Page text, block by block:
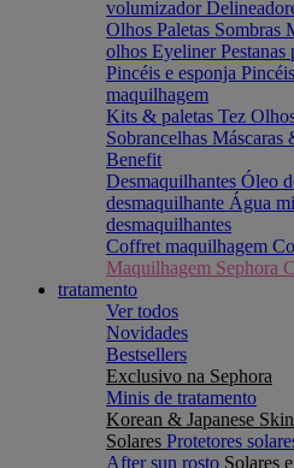
volumizador
Olhos Paletas Sombras
olhos EyelinerPestanas
Pincéis e esponja
maquilhagem
Kits & paletas Tez
Sobrancelhas Máscaras
Benefit
Desmaquilhantes Óleo
desmaquilhante Água
desmaquilhantes
Coffret maquilhagem
Maquilhagem Sephora
tratamento
Ver todos
Novidades
Bestsellers
Exclusivo na Sephora
Minis de tratamento
Korean & Japanese
Solares Protetores
After sun rosto Solares